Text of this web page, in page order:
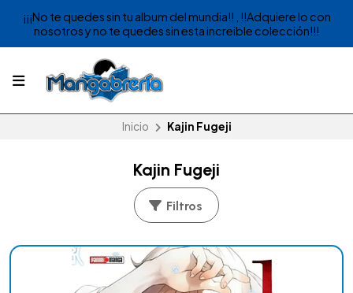
¡¡¡No te quedes sin tu album del mundia!! , !!Adquiere lo con
nosotros y no te quedes sin esta increible colección!!!
Inicio Kajin Fugeji
Kajin Fugeji
Filtros